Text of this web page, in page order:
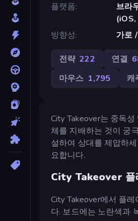
플랫폼
브라
방향성
가로
전략 222 연결
마우스 1,795 캐
City Takeover는 중독
체를 지배하는 것이 궁
설하여 상대를 제압하
요합니다.
City Takeover 플
City Takeover에서 플
다. 보드에는 노란색과